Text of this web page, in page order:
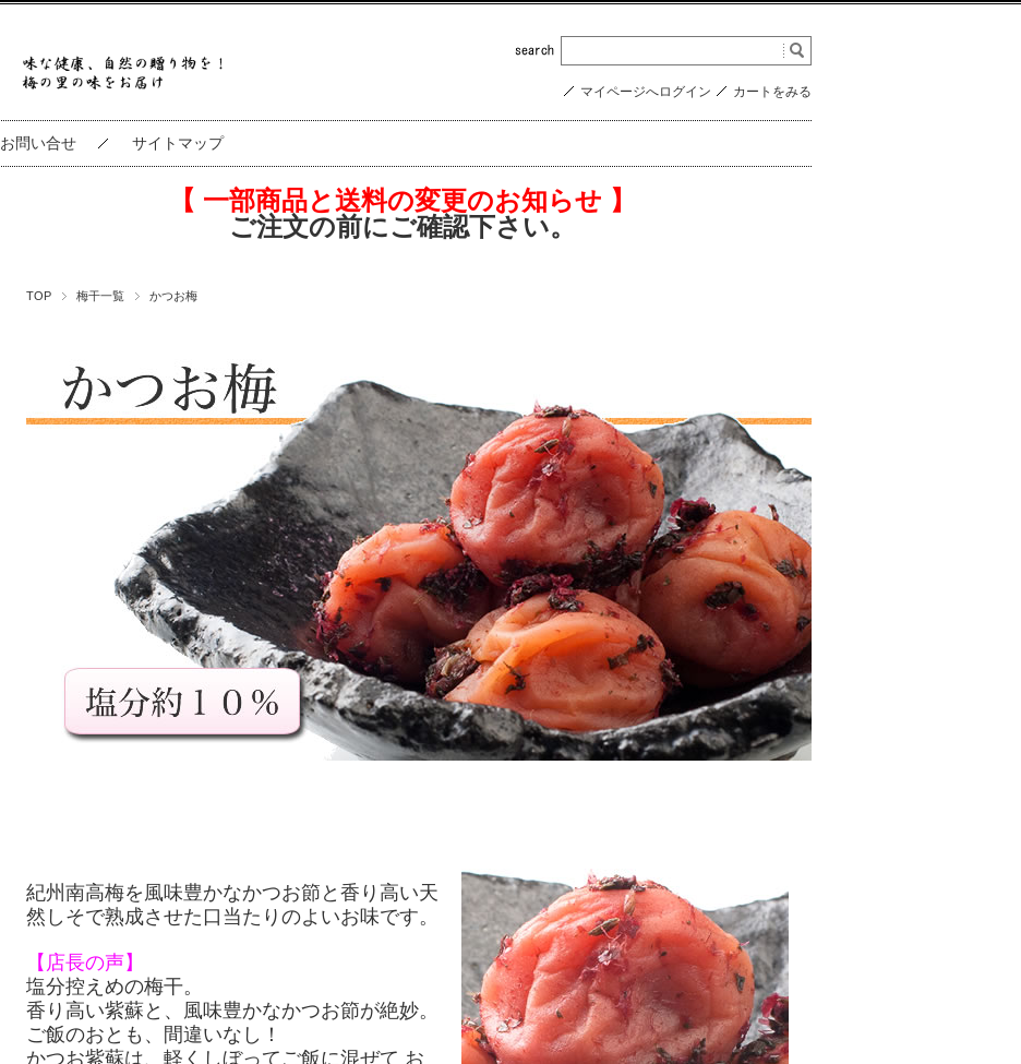
マイページへログイン カートをみる
お問い合せ サイトマップ
【 一部商品と送料の変更のお知らせ 】
ご注文の前にご確認下さい。
TOP 梅干一覧 かつお梅
紀州南高梅を風味豊かなかつお節と香り高い天
然しそで熟成させた口当たりのよいお味です。
【店長の声】
塩分控えめの梅干。
香り高い紫蘇と、風味豊かなかつお節が絶妙。
ご飯のおとも、間違いなし！
かつお紫蘇は、軽くしぼってご飯に混ぜて お